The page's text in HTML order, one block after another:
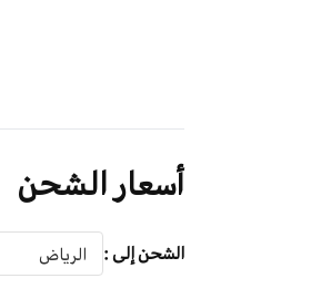
أسعار الشحن
الشحن إلى : الرياض